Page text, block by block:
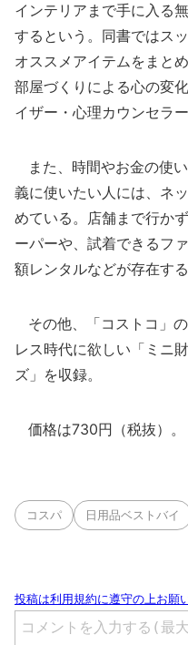
インテリアまで手に入る
するという。同書ではス
オススメアイテムをまと
部屋づくりによる心の変
イザー・心理カウンセラ
また、時間やお金の使
義に使いたい人には、ネ
めている。店舗まで行か
ーパーや、試着できるフ
額レンタルなどが存在する
その他、「コストコ」
レス時代に欲しい「ミニ
ズ」を収録。
価格は730円（税抜）。
コスパ 日用品ベストバイ